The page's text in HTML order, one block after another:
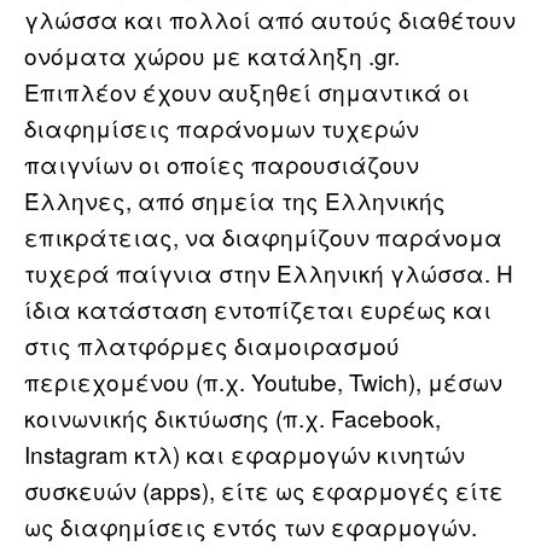
γλώσσα και πολλοί από αυτούς διαθέτουν
ονόματα χώρου με κατάληξη .gr.
Επιπλέον έχουν αυξηθεί σημαντικά οι
διαφημίσεις παράνομων τυχερών
παιγνίων οι οποίες παρουσιάζουν
Έλληνες, από σημεία της Ελληνικής
επικράτειας, να διαφημίζουν παράνομα
τυχερά παίγνια στην Ελληνική γλώσσα. Η
ίδια κατάσταση εντοπίζεται ευρέως και
στις πλατφόρμες διαμοιρασμού
περιεχομένου (π.χ. Youtube, Twich), μέσων
κοινωνικής δικτύωσης (π.χ. Facebook,
Instagram κτλ) και εφαρμογών κινητών
συσκευών (apps), είτε ως εφαρμογές είτε
ως διαφημίσεις εντός των εφαρμογών.